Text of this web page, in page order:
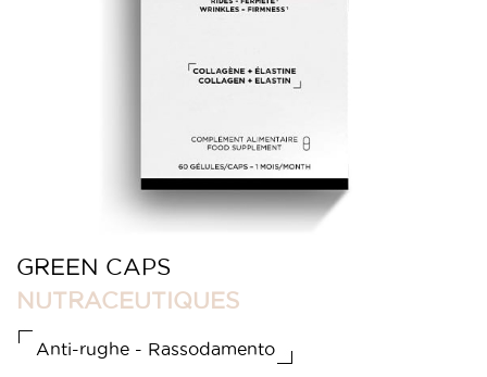
GREEN CAPS
NUTRACEUTIQUES
Anti-rughe - Rassodamento